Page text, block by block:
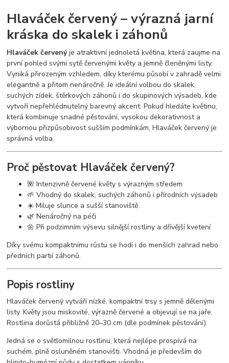
Hlaváček červený – výrazná jarní
kráska do skalek i záhonů
Hlaváček červenýje atraktivní jednoletá květina, která zaujme na
první pohled svými sytě červenými květy a jemně členěnými listy.
Vyniká přirozeným vzhledem, díky kterému působí v zahradě velmi
elegantně a přitom nenáročně. Je ideální volbou do skalek,
suchých zídek, štěrkových záhonů i do skupinových výsadeb, kde
vytvoří nepřehlédnutelný barevný akcent. Pokud hledáte květinu,
která kombinuje snadné pěstování, vysokou dekorativnost a
výbornou přizpůsobivost sušším podmínkám, Hlaváček červený je
správná volba.
Proč pěstovat Hlaváček červený?
🌺 Intenzivně červené květy s výrazným středem
🌱 Vhodný do skalek, suchých záhonů i přírodních výsadeb
☀️ Miluje slunce a sušší stanoviště
🌿 Nenáročný na péči
🌼 Při podzimním výsevu silnější rostliny a dřívější kvetení
Díky svému kompaktnímu růstu se hodí i do menších zahrad nebo
předních partií záhonů.
Popis rostliny
Hlaváček červený vytváří nízké, kompaktní trsy s jemně dělenými
listy. Květy jsou miskovité, výrazně červené a objevují se na jaře.
Rostlina dorůstá přibližně 20–30 cm (dle podmínek pěstování).
Jedná se o světlomilnou rostlinu, která nejlépe prospívá na
suchém, plně osluněném stanovišti. Vhodná je především do